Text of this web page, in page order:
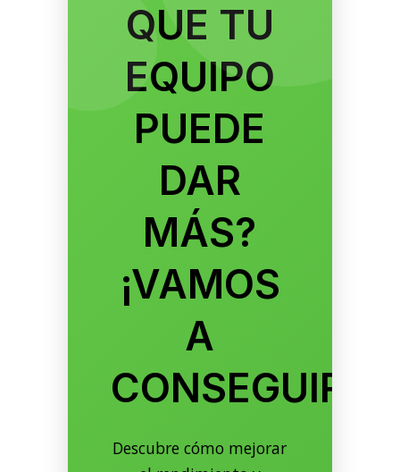
QUE TU
EQUIPO
PUEDE
DAR
MÁS?
¡VAMOS
A
Descubre cómo mejorar